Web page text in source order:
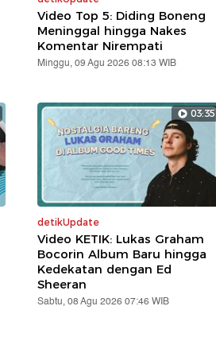
Video Top 5: Diding Boneng
Meninggal hingga Nakes
Komentar Nirempati
Minggu, 09 Agu 2026 08:13 WIB
03:35
detikUpdate
Video KETIK: Lukas Graham
Bocorin Album Baru hingga
Kedekatan dengan Ed
Sheeran
Sabtu, 08 Agu 2026 07:46 WIB